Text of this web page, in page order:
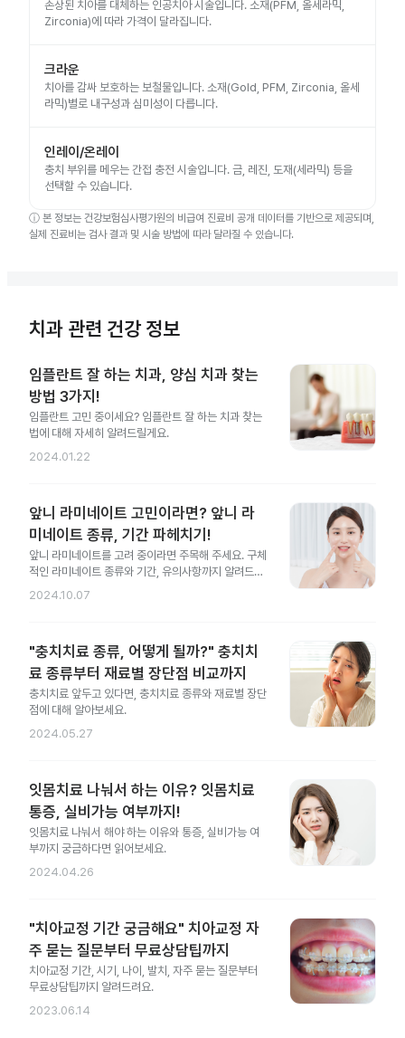
손상된 치아를 대체하는 인공치아 시술입니다. 소재(PFM, 올세라믹,
Zirconia)에 따라 가격이 달라집니다.
크라운
치아를 감싸 보호하는 보철물입니다. 소재(Gold, PFM, Zirconia, 올세
라믹)별로 내구성과 심미성이 다릅니다.
인레이/온레이
충치 부위를 메우는 간접 충전 시술입니다. 금, 레진, 도재(세라믹) 등을
선택할 수 있습니다.
ⓘ 본 정보는 건강보험심사평가원의 비급여 진료비 공개 데이터를 기반으로 제공되며,
실제 진료비는 검사 결과 및 시술 방법에 따라 달라질 수 있습니다.
치과 관련 건강 정보
임플란트 잘 하는 치과, 양심 치과 찾는
방법 3가지!
임플란트 고민 중이세요? 임플란트 잘 하는 치과 찾는
법에 대해 자세히 알려드릴게요.
2024.01.22
앞니 라미네이트 고민이라면? 앞니 라
미네이트 종류, 기간 파헤치기!
앞니 라미네이트를 고려 중이라면 주목해 주세요. 구체
적인 라미네이트 종류와 기간, 유의사항까지 알려드릴
게요.
2024.10.07
"충치치료 종류, 어떻게 될까?" 충치치
료 종류부터 재료별 장단점 비교까지
충치치료 앞두고 있다면, 충치치료 종류와 재료별 장단
점에 대해 알아보세요.
2024.05.27
잇몸치료 나눠서 하는 이유? 잇몸치료
통증, 실비가능 여부까지!
잇몸치료 나눠서 해야 하는 이유와 통증, 실비가능 여
부까지 궁금하다면 읽어보세요.
2024.04.26
"치아교정 기간 궁금해요" 치아교정 자
주 묻는 질문부터 무료상담팁까지
치아교정 기간, 시기, 나이, 발치, 자주 묻는 질문부터
무료상담팁까지 알려드려요.
2023.06.14